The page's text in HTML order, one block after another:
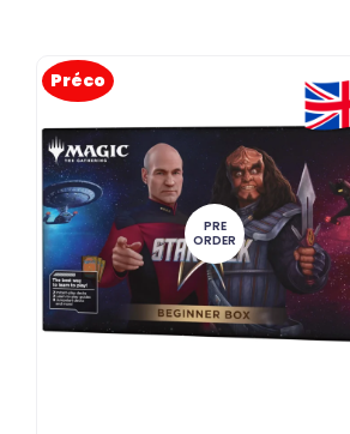
Préco
PRE
ORDER